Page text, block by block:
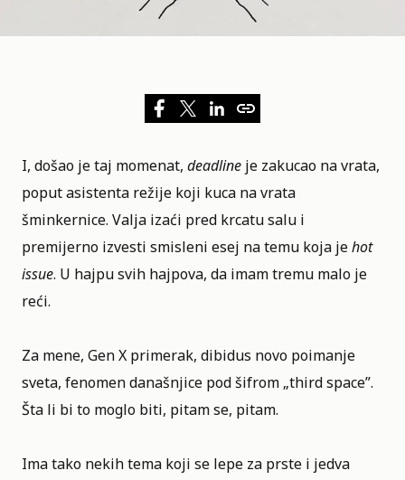
I, došao je taj momenat, deadline je zakucao na vrata,
poput asistenta režije koji kuca na vrata
šminkernice. Valja izaći pred krcatu salu i
premijerno izvesti smisleni esej na temu koja jehot
issue. U hajpu svih hajpova, da imam tremu malo je
reći.
Za mene, Gen X primerak, dibidus novo poimanje
sveta, fenomen današnjice pod šifrom „third space”.
Šta li bi to moglo biti, pitam se, pitam.
Ima tako nekih tema koji se lepe za prste i jedva